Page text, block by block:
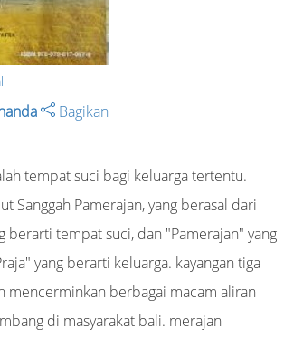
Bagikan
tempat suci bagi keluarga tertentu.
Sanggah Pamerajan, yang berasal dari
berarti tempat suci, dan "Pamerajan" yang
yang berarti keluarga. kayangan tiga
mencerminkan berbagai macam aliran
di masyarakat bali. merajan